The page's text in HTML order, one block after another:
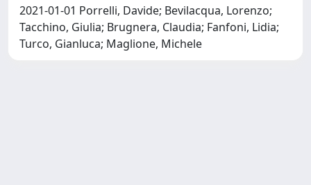
2021-01-01 Porrelli, Davide; Bevilacqua, Lorenzo;
Tacchino, Giulia; Brugnera, Claudia; Fanfoni, Lidia;
Turco, Gianluca; Maglione, Michele